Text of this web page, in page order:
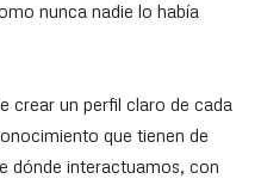
nunca nadie lo había
crear un perfil claro de cada
que tienen de
dónde interactuamos, con